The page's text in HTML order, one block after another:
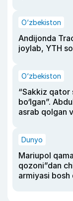
O‘zbekiston
Andijonda
joylab, YTH
O‘zbekiston
“Sakkiz qator
bo‘lgan”.
asrab qolgan
Dunyo
Mariupol
qozoni”dan
armiyasi bosh